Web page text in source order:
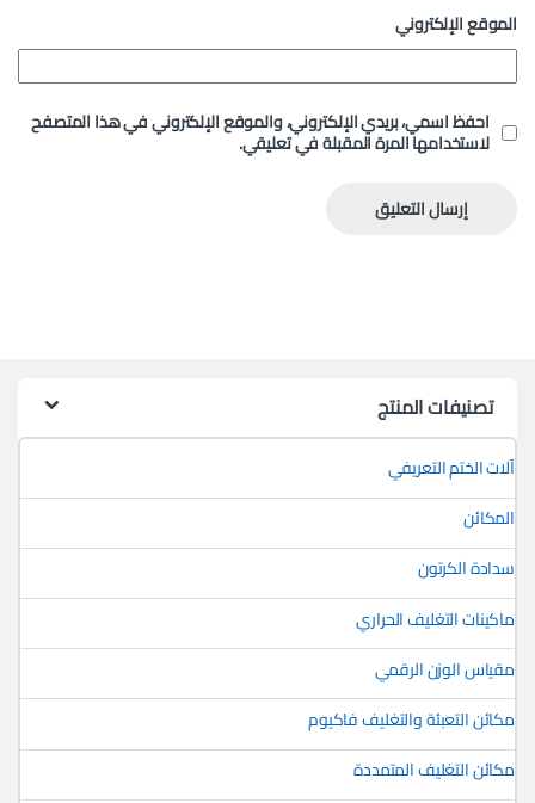
الموقع الإلكتروني
احفظ اسمي، بريدي الإلكتروني، والموقع الإلكتروني في هذا المتصفح
لاستخدامها المرة المقبلة في تعليقي.
تصنيفات المنتج
آلات الختم التعريفي
المكائن
سدادة الكرتون
ماكينات التغليف الحراري
مقياس الوزن الرقمي
مكائن التعبئة والتغليف فاكيوم
مكائن التغليف المتمددة